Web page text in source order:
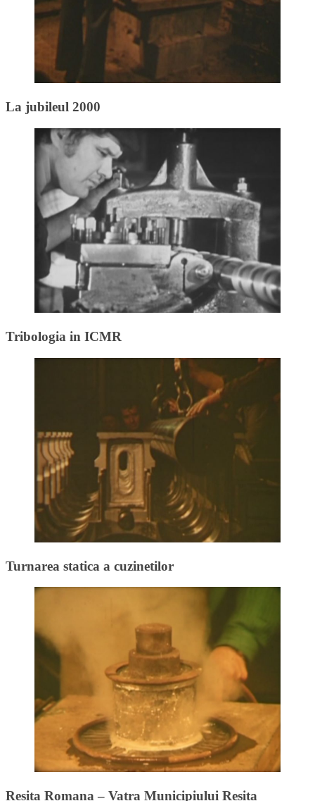
La jubileul 2000
Tribologia in ICMR
Turnarea statica a cuzinetilor
Resita Romana – Vatra Municipiului Resita